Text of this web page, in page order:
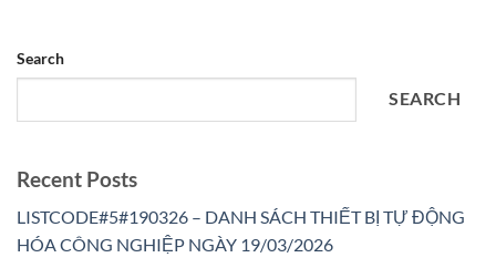
Search
SEARCH
Recent Posts
LISTCODE#5#190326 – DANH SÁCH THIẾT BỊ TỰ ĐỘNG
HÓA CÔNG NGHIỆP NGÀY 19/03/2026